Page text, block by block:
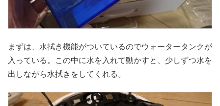
まずは、水拭き機能がついているのでウォータータンクが
入っている。この中に水を入れて動かすと、少しずつ水を
出しながら水拭きをしてくれる。